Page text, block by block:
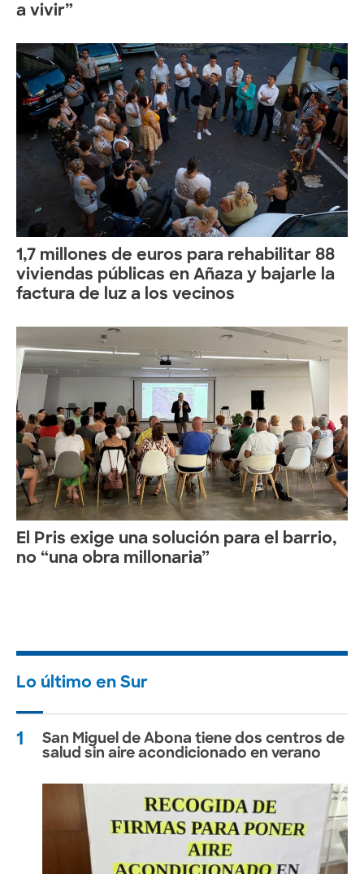
a vivir”
1,7 millones de euros para rehabilitar 88
viviendas públicas en Añaza y bajarle la
factura de luz a los vecinos
El Pris exige una solución para el barrio,
no “una obra millonaria”
Lo último en Sur
1
San Miguel de Abona tiene dos centros de
salud sin aire acondicionado en verano